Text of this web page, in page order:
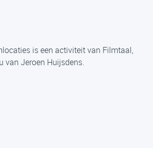
is een activiteit van Filmtaal,
van Jeroen Huijsdens.